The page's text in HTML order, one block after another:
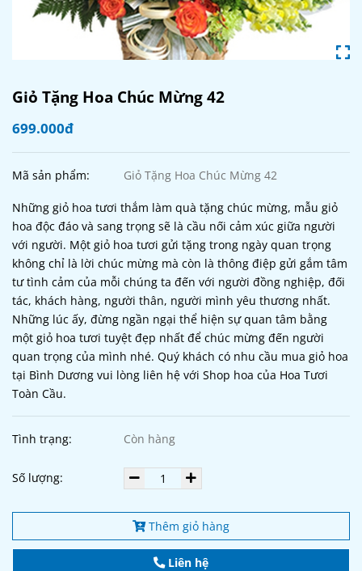
Giỏ Tặng Hoa Chúc Mừng 42
699.000đ
Mã sản phẩm: Giỏ Tặng Hoa Chúc Mừng 42
Những giỏ hoa tươi thắm làm quà tặng chúc mừng, mẫu giỏ
hoa độc đáo và sang trọng sẽ là cầu nối cảm xúc giữa người
với người. Một giỏ hoa tươi gửi tặng trong ngày quan trọng
không chỉ là lời chúc mừng mà còn là thông điệp gửi gắm tâm
tư tình cảm của mỗi chúng ta đến với người đồng nghiệp, đối
tác, khách hàng, người thân, người mình yêu thương nhất.
Những lúc ấy, đừng ngần ngại thể hiện sự quan tâm bằng
một giỏ hoa tươi tuyệt đẹp nhất để chúc mừng đến người
quan trọng của mình nhé. Quý khách có nhu cầu mua giỏ hoa
tại Bình Dương vui lòng liên hệ với Shop hoa của Hoa Tươi
Toàn Cầu.
Tình trạng: Còn hàng
Số lượng:
Thêm giỏ hàng
Liên hệ